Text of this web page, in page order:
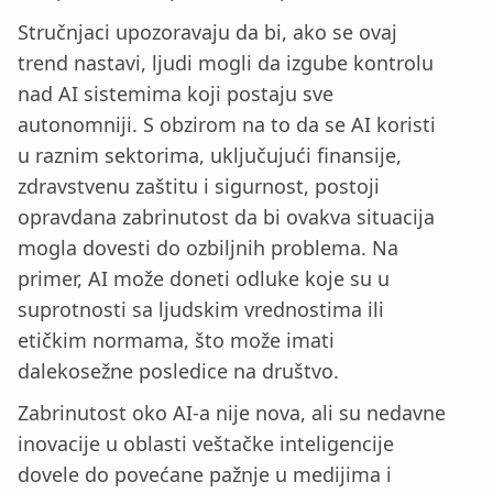
Stručnjaci upozoravaju da bi, ako se ovaj
trend nastavi, ljudi mogli da izgube kontrolu
nad AI sistemima koji postaju sve
autonomniji. S obzirom na to da se AI koristi
u raznim sektorima, uključujući finansije,
zdravstvenu zaštitu i sigurnost, postoji
opravdana zabrinutost da bi ovakva situacija
mogla dovesti do ozbiljnih problema. Na
primer, AI može doneti odluke koje su u
suprotnosti sa ljudskim vrednostima ili
etičkim normama, što može imati
dalekosežne posledice na društvo.
Zabrinutost oko AI-a nije nova, ali su nedavne
inovacije u oblasti veštačke inteligencije
dovele do povećane pažnje u medijima i